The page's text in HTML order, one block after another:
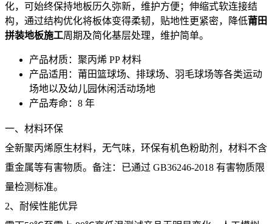
化，可始终保持地板历久弥新，维护方便；伸缩式软连接结
构，通过结构优化将板体变得柔韧，贴地性更紧密，降低莆田
拼装地板施工周期及简化基层处理，维护简单。
产品材质：聚丙烯 PP 材料
产品适用：莆田篮球场、排球场、羽毛球场等各类运动
场地以及幼儿园休闲活动场地
产品寿命：8 年
一、材料环保
全新聚丙烯原生材料，无气味，环保有机色粉助剂，材料不含
重金属等有害物质。备注：已通过 GB36246-2018 有害物质限
量检测标准。
2、耐候性能优异